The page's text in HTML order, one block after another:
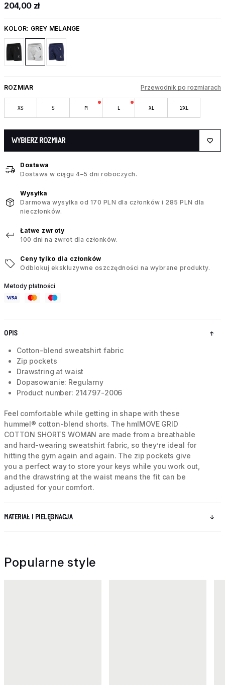
204,00 zł
KOLOR: GREY MELANGE
ROZMIAR Przewodnik po rozmiarach
XS S M L XL 2XL
WYBIERZ ROZMIAR
Dostawa
Dostawa w ciągu 4–5 dni roboczych.
Wysyłka
Darmowa wysyłka od 170 PLN dla członków i 285 PLN dla
nieczłonków.
Łatwe zwroty
100 dni na zwrot dla członków.
Ceny tylko dla członków
Odblokuj ekskluzywne oszczędności na wybrane produkty.
Metody płatności
OPIS
Cotton-blend sweatshirt fabric
Zip pockets
Drawstring at waist
Dopasowanie: Regularny
Product number: 214797-2006
Feel comfortable while getting in shape with these
hummel® cotton-blend shorts. The hmlMOVE GRID
COTTON SHORTS WOMAN are made from a breathable
and hard-wearing sweatshirt fabric, so they’re ideal for
hitting the gym again and again. The zip pockets give
you a perfect way to store your keys while you work out,
and the drawstring at the waist means the fit can be
adjusted for your comfort.
MATERIAŁ I PIELĘGNACJA
Popularne style